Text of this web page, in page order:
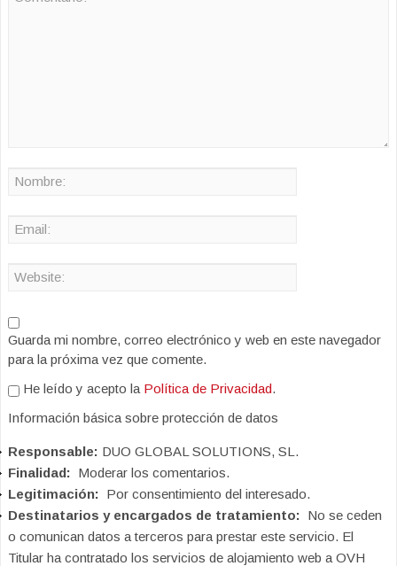
Guarda mi nombre, correo electrónico y web en este navegador
para la próxima vez que comente.
He leído y acepto la Política de Privacidad.
Información básica sobre protección de datos
Responsable: DUO GLOBAL SOLUTIONS, SL.
Finalidad: Moderar los comentarios.
Legitimación: Por consentimiento del interesado.
Destinatarios y encargados de tratamiento: No se ceden
o comunican datos a terceros para prestar este servicio. El
Titular ha contratado los servicios de alojamiento web a OVH